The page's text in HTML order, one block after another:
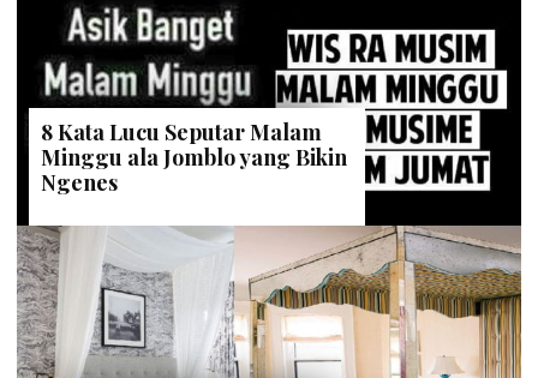
8 Kata Lucu Seputar Malam
Minggu ala Jomblo yang Bikin
Ngenes